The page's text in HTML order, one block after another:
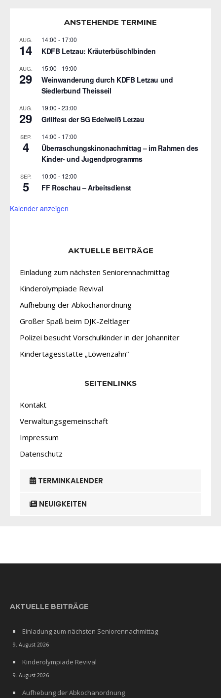
ANSTEHENDE TERMINE
AUG.
14
14:00 - 17:00
KDFB Letzau: Kräuterbüschlbinden
AUG.
29
15:00 - 19:00
Weinwanderung durch KDFB Letzau und
Siedlerbund Theisseil
AUG.
29
19:00 -23:00
Grillfest der SG Edelweiß Letzau
SEP.
4
14:00 - 17:00
Überraschungskinonachmittag – im Rahmen des
Kinder- und Jugendprogramms
SEP.
5
10:00 - 12:00
FF Roschau – Arbeitsdienst
Kalender anzeigen
AKTUELLE BEITRÄGE
Einladung zum nächsten Seniorennachmittag
Kinderolympiade Revival
Aufhebung der Abkochanordnung
Großer Spaß beim DJK-Zeltlager
Polizei besucht Vorschulkinder in der Johanniter
Kindertagesstätte „Löwenzahn“
SEITENLINKS
Kontakt
Verwaltungsgemeinschaft
Impressum
Datenschutz
TERMINKALENDER
NEUIGKEITEN
AKTUELLE BEITRÄGE
Einladung zum nächsten Seniorennachmittag
9. August 2026
Kinderolympiade Revival
9. August 2026
Aufhebung der Abkochanordnung